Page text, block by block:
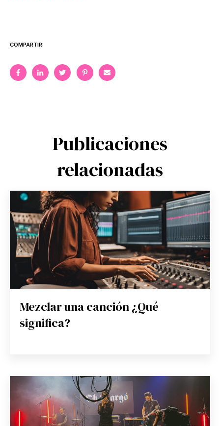
COMPARTIR:
Publicaciones
relacionadas
Mezclar una canción ¿Qué
significa?